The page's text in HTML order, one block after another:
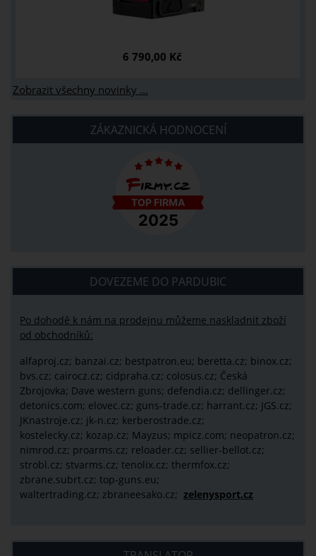
6 790,00 Kč
Zobrazit všechny novinky ...
ZÁKAZNICKÁ HODNOCENÍ
DOVEZEME DO PARDUBIC
Po dohodě k nám na prodejnu můžeme naskladnit zboží
od obchodníků:
alfaproj.cz; banzai.cz; bestpatron.eu; beretta.cz; binox.cz;
bvs.cz; cairocz.cz; cidpraha.cz; colosus.cz; Česká
Zbrojovka; Dave western guns; defendia.cz; dellinger.cz;
detonics.com; elovec.cz; guns-trade.cz; harrant.cz; JGS.cz;
JKnastroje.cz; jk-n.cz; kerberostrade.cz;
kostelecky.cz; kozap.cz; Mayzus; mpicz.com; neopatron.cz;
nimrod.cz; proarms.cz; reloader.cz; sellier-bellot.cz;
strobl.cz; stvarms.cz; tenolix.cz; thermfox.cz;
zbrane.subrt.cz; top-guns.eu;
waltertrading.cz; zbraneesako.cz; zelenysport.cz